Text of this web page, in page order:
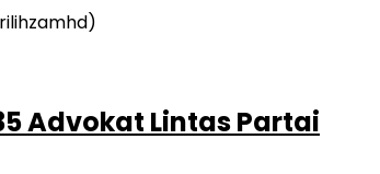
Advokat Lintas Partai